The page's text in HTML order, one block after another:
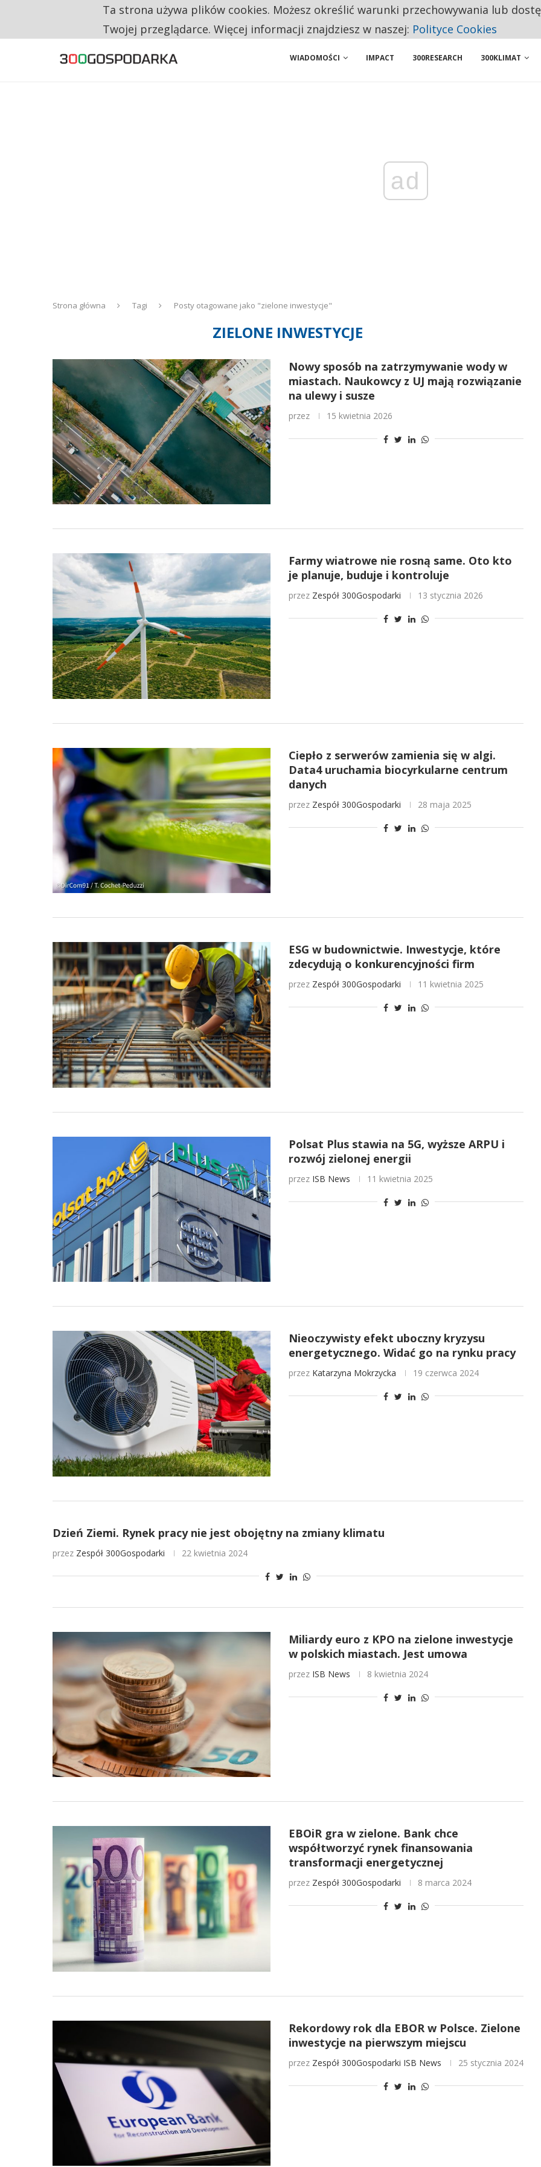
RESTRYKCJE CHIN UDERZAJĄ W EUROPEJSKI PRZEMYSŁ. NA LIŚCIE SĄ DWA PODMIOTY Z POLSKI
WIADOMOŚCI IMPACT 300RESEARCH 300KLIMAT
ad
Strona główna Tagi Posty otagowane jako "zielone inwestycje"
ZIELONE INWESTYCJE
Nowy sposób na zatrzymywanie wody w
miastach. Naukowcy z UJ mają rozwiązanie
na ulewy i susze
przez 15 kwietnia 2026
Farmy wiatrowe nie rosną same. Oto kto
je planuje, buduje i kontroluje
przez Zespół 300Gospodarki 13 stycznia 2026
Ciepło z serwerów zamienia się w algi.
Data4 uruchamia biocyrkularne centrum
danych
przez Zespół 300Gospodarki 28 maja 2025
ESG w budownictwie. Inwestycje, które
zdecydują o konkurencyjności firm
przez Zespół 300Gospodarki 11 kwietnia 2025
Polsat Plus stawia na 5G, wyższe ARPU i
rozwój zielonej energii
przez ISB News 11 kwietnia 2025
Nieoczywisty efekt uboczny kryzysu
energetycznego. Widać go na rynku pracy
przez Katarzyna Mokrzycka 19 czerwca 2024
Dzień Ziemi. Rynek pracy nie jest obojętny na zmiany klimatu
przez Zespół 300Gospodarki 22 kwietnia 2024
Miliardy euro z KPO na zielone inwestycje
w polskich miastach. Jest umowa
przez ISB News 8 kwietnia 2024
EBOiR gra w zielone. Bank chce
współtworzyć rynek finansowania
transformacji energetycznej
przez Zespół 300Gospodarki 8 marca 2024
Rekordowy rok dla EBOR w Polsce. Zielone
inwestycje na pierwszym miejscu
przez Zespół 300Gospodarki ISB News 25 stycznia 2024
Ta strona używa plików cookies. Możesz określić warunki przechowywania lub
Twojej przeglądarce. Więcej informacji znajdziesz w naszej: Polityce Cookies